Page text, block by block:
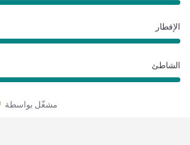
الإفطار
الشاطئ
مشغّل بواسطة